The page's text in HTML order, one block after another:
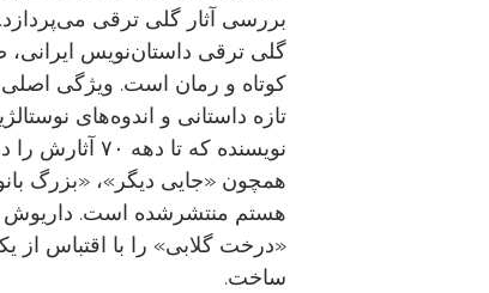
بررسی آثار گلی ترقی می‌پردازد.
گلی ترقی داستان‌نویس ایرانی،
کوتاه و رمان است. ویژگی
تازه داستانی و اندوه‌های
نویسنده که تا
همچون «جایی دیگر»، «بزرگ
هستم منتشرشده است. داریوش
«درخت گلابی» را با اقتباس از
ساخت.